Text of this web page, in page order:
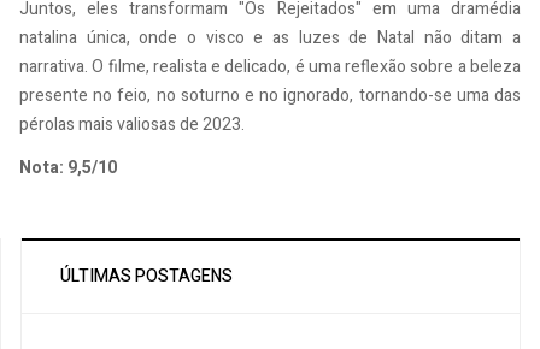
Juntos, eles transformam "Os Rejeitados" em uma dramédia
natalina única, onde o visco e as luzes de Natal não ditam a
narrativa. O filme, realista e delicado, é uma reflexão sobre a beleza
presente no feio, no soturno e no ignorado, tornando-se uma das
pérolas mais valiosas de 2023.
Nota: 9,5/10
ÚLTIMAS POSTAGENS